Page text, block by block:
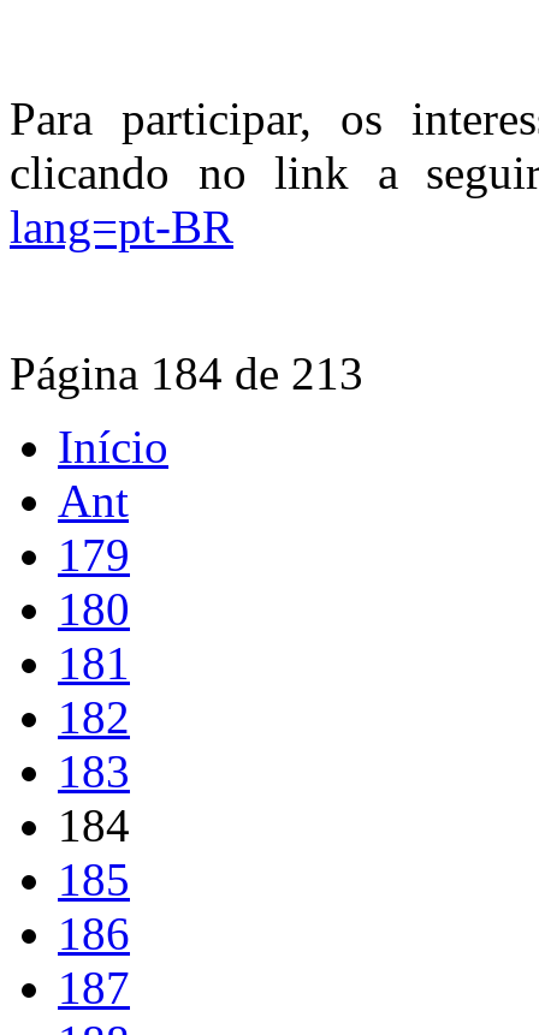
Para participar, os
clicando no link a
lang=pt-BR
Página 184 de 213
Início
Ant
179
180
181
182
183
184
185
186
187